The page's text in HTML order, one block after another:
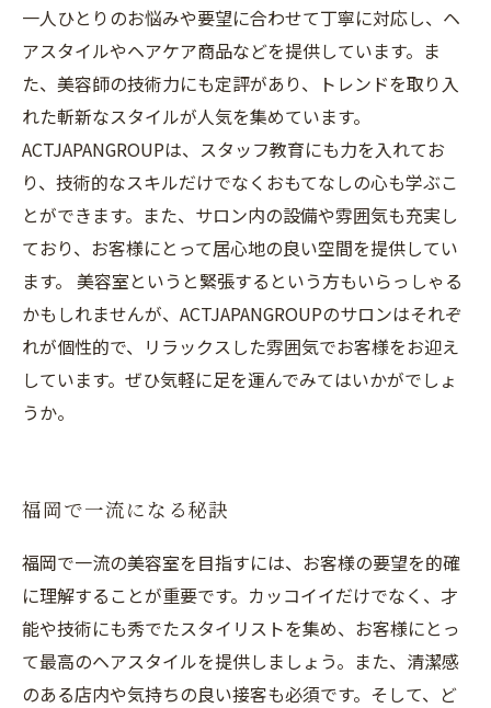
一人ひとりのお悩みや要望に合わせて丁寧に対応し、ヘ
アスタイルやヘアケア商品などを提供しています。ま
た、美容師の技術力にも定評があり、トレンドを取り入
れた斬新なスタイルが人気を集めています。
ACTJAPANGROUPは、スタッフ教育にも力を入れてお
り、技術的なスキルだけでなくおもてなしの心も学ぶこ
とができます。また、サロン内の設備や雰囲気も充実し
ており、お客様にとって居心地の良い空間を提供してい
ます。 美容室というと緊張するという方もいらっしゃる
かもしれませんが、ACTJAPANGROUPのサロンはそれぞ
れが個性的で、リラックスした雰囲気でお客様をお迎え
しています。ぜひ気軽に足を運んでみてはいかがでしょ
うか。
福岡で一流になる秘訣
福岡で一流の美容室を目指すには、お客様の要望を的確
に理解することが重要です。カッコイイだけでなく、才
能や技術にも秀でたスタイリストを集め、お客様にとっ
て最高のヘアスタイルを提供しましょう。また、清潔感
のある店内や気持ちの良い接客も必須です。そして、ど